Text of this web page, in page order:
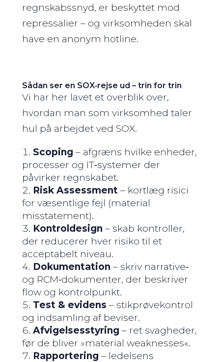
regnskabssnyd, er beskyttet mod
repressalier – og virksomheden skal
have en anonym hotline.
Sådan ser en SOX‑rejse ud – trin for trin
Vi har her lavet et overblik over,
hvordan man som virksomhed taler
hul på arbejdet ved SOX.
Scoping – afgræns hvilke enheder,
processer og IT‑systemer der
påvirker regnskabet.
Risk Assessment – kortlæg risici
for væsentlige fejl (material
misstatement).
Kontroldesign – skab kontroller,
der reducerer hver risiko til et
acceptabelt niveau.
Dokumentation – skriv narrative‑
og RCM‑dokumenter, der beskriver
flow og kontrol­punkt.
Test & evidens – stikprøvekontrol
og indsamling af beviser.
Afvigelses­styring – ret svagheder,
før de bliver »material weaknesses«.
Rapportering – ledelsens